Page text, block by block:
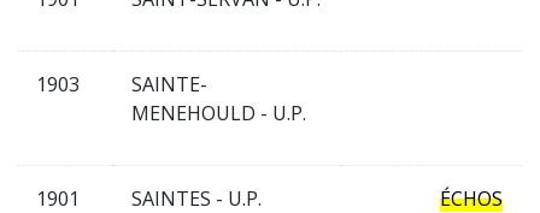
1903
SAINTE-
MENEHOULD - U.P.
1901 SAINTES - U.P. ÉCHOS